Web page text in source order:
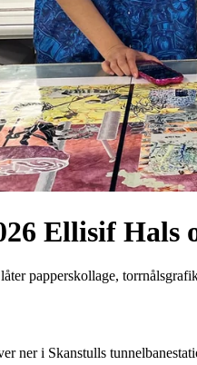
Ellisif Hals
papperskollage,
ner i Skanstulls